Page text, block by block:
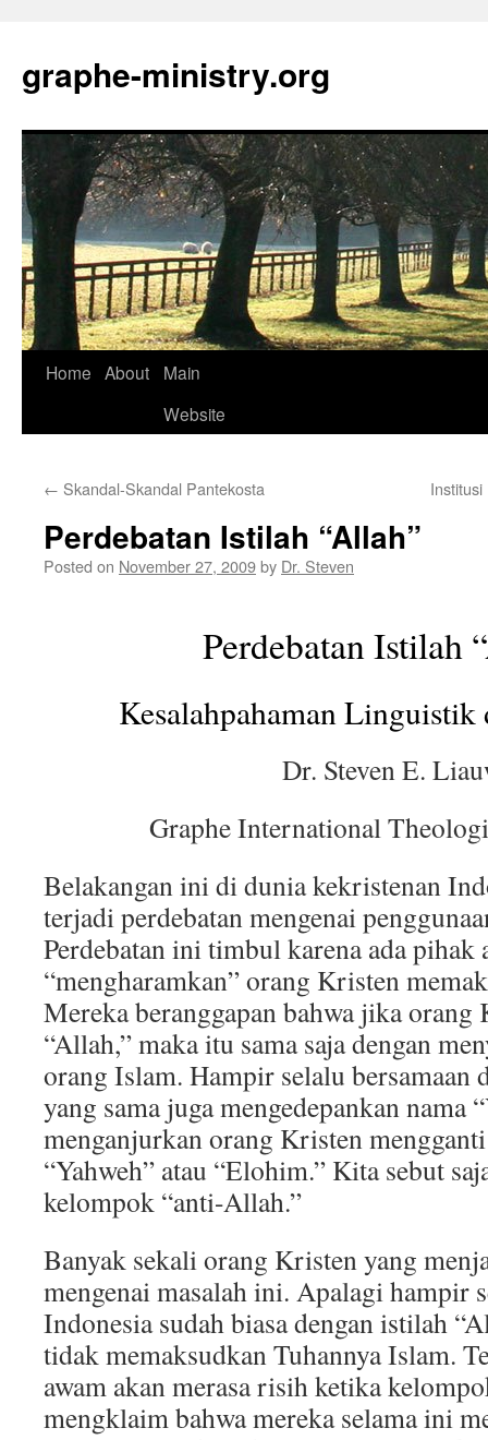
content
graphe-ministry.org
Home About
Main
Website
← Skandal-Skandal Pantekosta
Perdebatan Istilah “Allah”
Posted on November 27, 2009by Dr. Steven
Perdebatan Istilah
Kesalahpahaman Linguistik
Dr. Steven E.
Graphe International
Belakangan ini di dunia kekristenan
terjadi perdebatan mengenai
Perdebatan ini timbul karena ada pihak
“mengharamkan” orang Kristen
Mereka beranggapan bahwa jika
“Allah,” maka itu sama saja dengan
orang Islam. Hampir selalu bersamaan
yang sama juga mengedepankan nama
menganjurkan orang Kristen
“Yahweh” atau “Elohim.” Kita sebut
kelompok “anti-Allah.”
Banyak sekali orang Kristen yang
mengenai masalah ini. Apalagi hampir
Indonesia sudah biasa dengan istilah
tidak memaksudkan Tuhannya Islam.
awam akan merasa risih ketika
mengklaim bahwa mereka selama ini